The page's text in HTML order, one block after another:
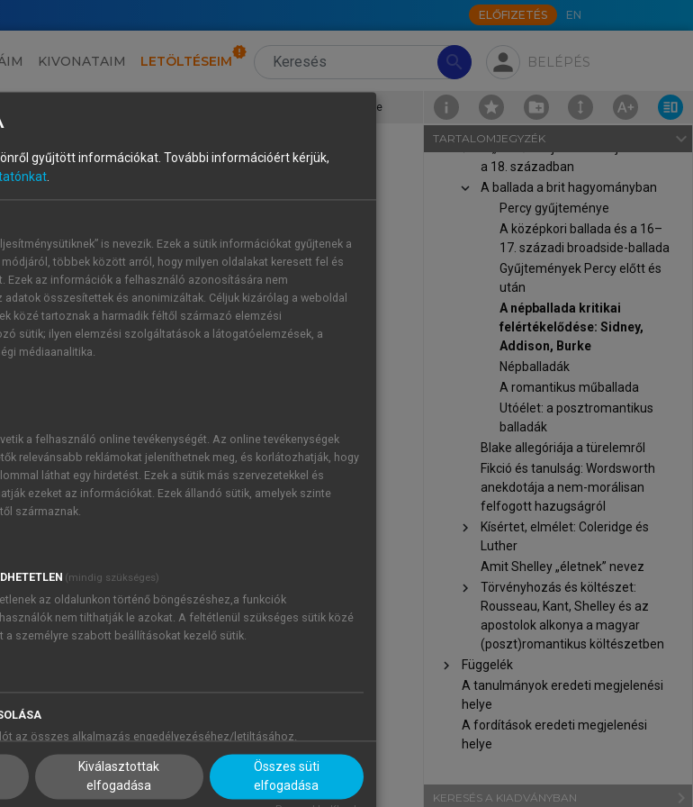
ELŐFIZETÉS EN
search person BELÉPÉS
KIVONATAIM LETÖLTÉSEIM
A népballada kritikai felértékelődése: Sidney, Addison, Burke
Burke
és harmadik kötete elé a szerkesztő egy-egy mottót
nyomait már a késő reneszánszban, majd ezen
SidneyA költészet védelme (Defence of Poesie)
ahol Sidney éppA chevioti vadászat‒ a Percy-féle
megjegyezve persze, hogy habár mindig mélyen
még nagyszerűbb volna, ha Pindarosz ékes
igénnyel átstilizálta egyik-másik darabot.
szem előtt tartó poétikán, s immár hiányérzet nélkül
gyönyörűségére szolgál, biztosan minden
az efféle élvezetre; s ennek egyszerű oka van,
számára kívánatossá teszik a természetet, a
aSpectator70., 74. és 85. számában három esszén
történetében dicsérte a „stílus egyszerűségének”
vélte, hogy az egyszerű népi gondolkodásmód és
of the helps and ornaments of art]
balladákkal, s azokon keresztül az archaikus népi
apáról fiúra szálló dalokat és meséket, melyek az
101). Ahogy a kontinentális Grand Tourral szemben
térbeli felfedezését kínálta, úgy Addison
tett időutazásként jelenhettek meg. A honi
a nemzeti kultúrkincsek régészeti feltárásának, s
alakult. Ez a mítoszalkotás és karakterképzés
források kitalálását, a nemzeti karakterjegyek
tisztelete és követése ‒ az irodalmi primitivizmus ‒
jelentek meg a brit irodalom színpadán, s futottak be
TARTALOMJEGYZÉK navigate_next
Előszó
chevron_right Tanulmányok
A fenséges elméletei a 18.
századi brit esztétikai
chevron_right
Teletrauma: a távolság Burke
esztétikájában
chevron_right
a 18. században
chevron_right
A ballada a brit hagyományban
Percy gyűjteménye
A középkori ballada és a 16–
17. századi broadside-ballada
Gyűjtemények Percy előtt és
után
A népballada kritikai
felértékelődése: Sidney,
Addison, Burke
Népballadák
A romantikus műballada
Utóélet: a posztromantikus
balladák
Blake allegóriája a türelemről
Fikció és tanulság: Wordsworth
anekdotája a nem-morálisan
felfogott hazugságról
chevron_right
Kísértet, elmélet: Coleridge és
Luther
Amit Shelley „életnek” nevez
chevron_right
Törvényhozás és költészet:
Rousseau, Kant, Shelley és az
apostolok alkonya a magyar
(poszt)romantikus költészetben
chevron_right
Függelék
A tanulmányok eredeti megjelenési
helye
A fordítások eredeti megjelenési
helye
KERESÉS A KIADVÁNYBAN
gyűjtött információkat. További információért kérjük,
.
is nevezik. Ezek a sütik információkat gyűjtenek a
többek között arról, hogy milyen oldalakat keresett fel és
Ezek az információk a felhasználó azonosítására nem
adatok összesítettek és anonimizáltak. Céljuk kizárólag a weboldal
közé tartoznak a harmadik féltől származó elemzési
sütik; ilyen elemzési szolgáltatások a látogatóelemzések, a
médiaanalitika.
a felhasználó online tevékenységét. Az online tevékenységek
relevánsabb reklámokat jeleníthetnek meg, és korlátozhatják, hogy
láthat egy hirdetést. Ezek a sütik más szervezetekkel és
ezeket az információkat. Ezek állandó sütik, amelyek szinte
származnak.
(mindig szükséges)
az oldalunkon történő böngészéshez,a funkciók
nem tilthatják le azokat. A feltétlenül szükséges sütik közé
személyre szabott beállításokat kezelő sütik.
az összes alkalmazás engedélyezéséhez/letiltásához.
Kiválasztottak
elfogadása
Összes süti
elfogadása